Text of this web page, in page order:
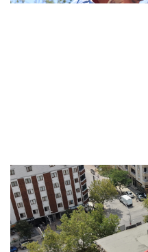
Çayırova’da Bilgi Evi